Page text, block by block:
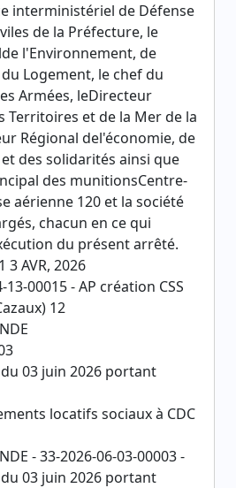
interministériel de Défense
de la Préfecture, le
l'Environnement, de
Logement, le chef du
Armées, leDirecteur
Territoires et de la Mer de la
Régional del'économie, de
des solidarités ainsi que
des munitionsCentre-
aérienne 120 et la société
chacun en ce qui
du présent arrêté.
3 AVR, 2026
13-00015 - AP création CSS
12
03 juin 2026 portant
locatifs sociaux à CDC
- 33-2026-06-03-00003 -
03 juin 2026 portant